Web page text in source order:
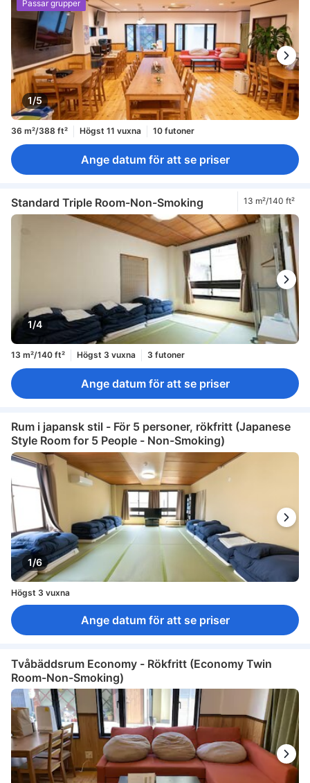
1/5
Passar grupper
36 m²/388 ft² Högst 11 vuxna 10 futoner
Ange datum för att se priser
Standard Triple Room-Non-Smoking 13 m²/140 ft²
1/4
13 m²/140 ft² Högst 3 vuxna 3 futoner
Ange datum för att se priser
Rum i japansk stil - För 5 personer, rökfritt (Japanese
Style Room for 5 People - Non-Smoking)
1/6
Högst 3 vuxna
Ange datum för att se priser
Tvåbäddsrum Economy - Rökfritt (Economy Twin
Room-Non-Smoking)